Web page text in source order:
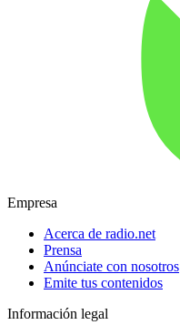
Empresa
Acerca de radio.net
Prensa
Anúnciate con nosotros
Emite tus contenidos
Información legal